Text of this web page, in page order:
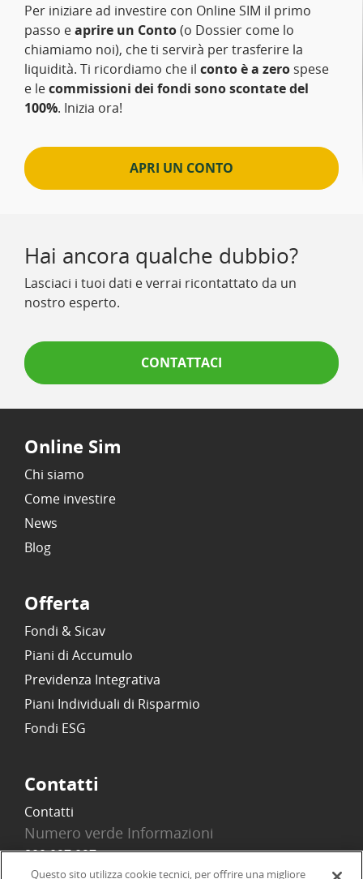
Per iniziare ad investire con Online SIM il primo
passo eaprire un Conto(o Dossier come lo
chiamiamo noi), che ti servirà per trasferire la
liquidità. Ti ricordiamo che il conto è a zero spese
e lecommissioni dei fondi sono scontate del
100%. Inizia ora!
APRI UN CONTO
Hai ancora qualche dubbio?
Lasciaci i tuoi dati e verrai ricontattato da un
nostro esperto.
CONTATTACI
Online Sim
Chi siamo
Come investire
News
Blog
Offerta
Fondi & Sicav
Piani di Accumulo
Previdenza Integrativa
Piani Individuali di Risparmio
Fondi ESG
Contatti
Contatti
Numero verde Informazioni
800 097 097
Questo sito utilizza cookie tecnici, per offrire una migliore